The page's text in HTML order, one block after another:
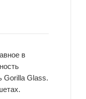
в
Gorilla Glass.